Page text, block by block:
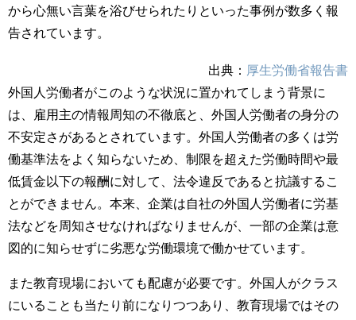
から心無い言葉を浴びせられたりといった事例が数多く報
告されています。
出典： 厚生労働省報告書
外国人労働者がこのような状況に置かれてしまう背景に
は、雇用主の情報周知の不徹底と、外国人労働者の身分の
不安定さがあるとされています。外国人労働者の多くは労
働基準法をよく知らないため、制限を超えた労働時間や最
低賃金以下の報酬に対して、法令違反であると抗議するこ
とができません。本来、企業は自社の外国人労働者に労基
法などを周知させなければなりませんが、一部の企業は意
図的に知らせずに劣悪な労働環境で働かせています。
また教育現場においても配慮が必要です。外国人がクラス
にいることも当たり前になりつつあり、教育現場ではその